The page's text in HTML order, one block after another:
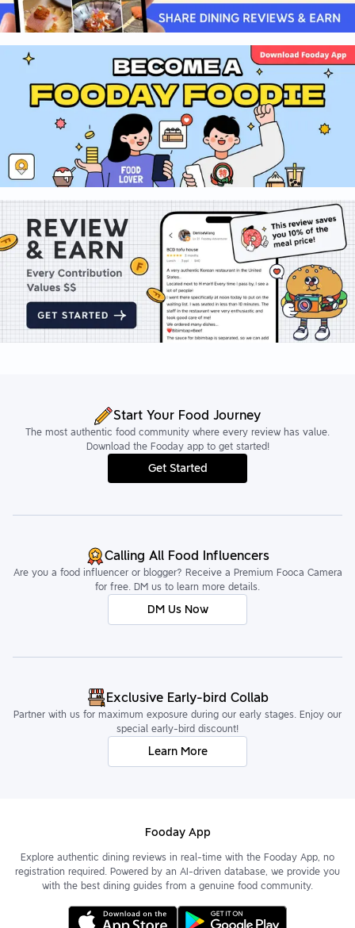
Start Your Food Journey
The most authentic food community where every review has value.
Download the Fooday app to get started!
Get Started
Calling All Food Influencers
Are you a food influencer or blogger? Receive a Premium Fooca Camera
for free. DM us to learn more details.
DM Us Now
Exclusive Early-bird Collab
Partner with us for maximum exposure during our early stages. Enjoy our
special early-bird discount!
Learn More
Fooday App
Explore authentic dining reviews in real-time with the Fooday App, no
registration required. Powered by an AI-driven database, we provide you
with the best dining guides from a genuine food community.